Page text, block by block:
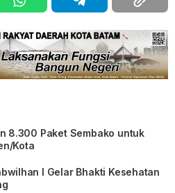
8.300 Paket Sembako untuk
Kota
I Gelar Bhakti Kesehatan